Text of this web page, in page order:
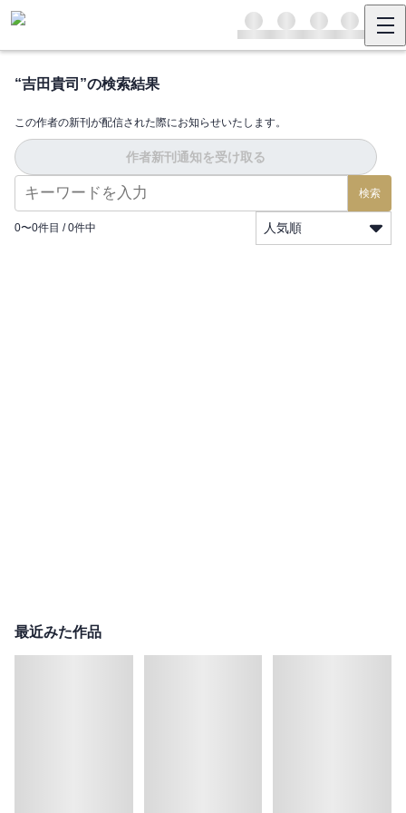
“吉田貴司 ”の検索結果
この作者の新刊が配信された際にお知らせいたします。
作者新刊通知を受け取る
検索
0〜0件目 / 0件中 人気順
最近みた作品